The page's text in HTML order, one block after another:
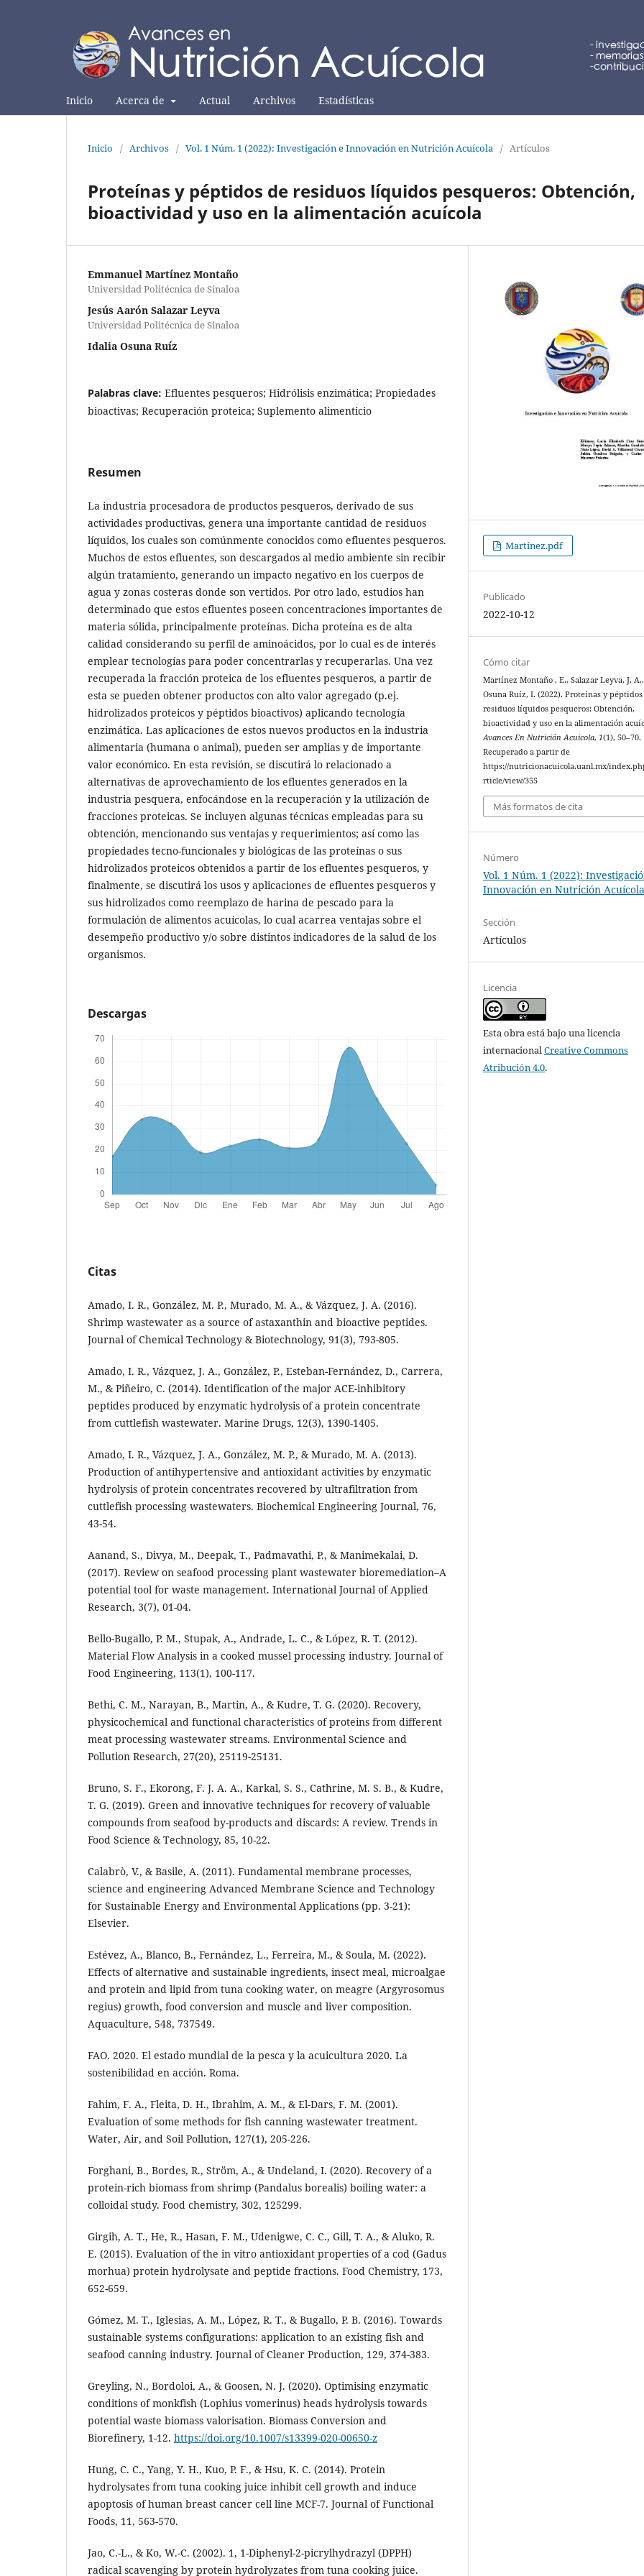
Inicio Acerca de Actual Archivos Estadísticas
Inicio / Archivos / Vol. 1 Núm. 1 (2022): Investigación e Innovación en Nutrición Acuícola / Artículos
Proteínas y péptidos de residuos líquidos pesqueros: Obtención,
bioactividad y uso en la alimentación acuícola
Emmanuel Martínez Montaño
Universidad Politécnica de Sinaloa
Jesús Aarón Salazar Leyva
Universidad Politécnica de Sinaloa
Idalia Osuna Ruíz
Palabras clave: Efluentes pesqueros; Hidrólisis enzimática; Propiedades
bioactivas; Recuperación proteica; Suplemento alimenticio
Resumen
La industria procesadora de productos pesqueros, derivado de sus
actividades productivas, genera una importante cantidad de residuos
líquidos, los cuales son comúnmente conocidos como efluentes pesqueros.
Muchos de estos efluentes, son descargados al medio ambiente sin recibir
algún tratamiento, generando un impacto negativo en los cuerpos de
agua y zonas costeras donde son vertidos. Por otro lado, estudios han
determinado que estos efluentes poseen concentraciones importantes de
materia sólida, principalmente proteínas. Dicha proteína es de alta
calidad considerando su perfil de aminoácidos, por lo cual es de interés
emplear tecnologías para poder concentrarlas y recuperarlas. Una vez
recuperada la fracción proteica de los efluentes pesqueros, a partir de
esta se pueden obtener productos con alto valor agregado (p.ej.
hidrolizados proteicos y péptidos bioactivos) aplicando tecnología
enzimática. Las aplicaciones de estos nuevos productos en la industria
alimentaria (humana o animal), pueden ser amplias y de importante
valor económico. En esta revisión, se discutirá lo relacionado a
alternativas de aprovechamiento de los efluentes generados en la
industria pesquera, enfocándose en la recuperación y la utilización de
fracciones proteicas. Se incluyen algunas técnicas empleadas para su
obtención, mencionando sus ventajas y requerimientos; así como las
propiedades tecno-funcionales y biológicas de las proteínas o sus
hidrolizados proteicos obtenidos a partir de los efluentes pesqueros, y
finalmente, se discutirá los usos y aplicaciones de efluentes pesqueros y
sus hidrolizados como reemplazo de harina de pescado para la
formulación de alimentos acuícolas, lo cual acarrea ventajas sobre el
desempeño productivo y/o sobre distintos indicadores de la salud de los
organismos.
Descargas
Citas
Amado, I. R., González, M. P., Murado, M. A., & Vázquez, J. A. (2016).
Shrimp wastewater as a source of astaxanthin and bioactive peptides.
Journal of Chemical Technology & Biotechnology, 91(3), 793-805.
Amado, I. R., Vázquez, J. A., González, P., Esteban-Fernández, D., Carrera,
M., & Piñeiro, C. (2014). Identification of the major ACE-inhibitory
peptides produced by enzymatic hydrolysis of a protein concentrate
from cuttlefish wastewater. Marine Drugs, 12(3), 1390-1405.
Amado, I. R., Vázquez, J. A., González, M. P., & Murado, M. A. (2013).
Production of antihypertensive and antioxidant activities by enzymatic
hydrolysis of protein concentrates recovered by ultrafiltration from
cuttlefish processing wastewaters. Biochemical Engineering Journal, 76,
43-54.
Aanand, S., Divya, M., Deepak, T., Padmavathi, P., & Manimekalai, D.
(2017). Review on seafood processing plant wastewater bioremediation–A
potential tool for waste management. International Journal of Applied
Research, 3(7), 01-04.
Bello-Bugallo, P. M., Stupak, A., Andrade, L. C., & López, R. T. (2012).
Material Flow Analysis in a cooked mussel processing industry. Journal of
Food Engineering, 113(1), 100-117.
Bethi, C. M., Narayan, B., Martin, A., & Kudre, T. G. (2020). Recovery,
physicochemical and functional characteristics of proteins from different
meat processing wastewater streams. Environmental Science and
Pollution Research, 27(20), 25119-25131.
Bruno, S. F., Ekorong, F. J. A. A., Karkal, S. S., Cathrine, M. S. B., & Kudre,
T. G. (2019). Green and innovative techniques for recovery of valuable
compounds from seafood by-products and discards: A review. Trends in
Food Science & Technology, 85, 10-22.
Calabrò, V., & Basile, A. (2011). Fundamental membrane processes,
science and engineering Advanced Membrane Science and Technology
for Sustainable Energy and Environmental Applications (pp. 3-21):
Elsevier.
Estévez, A., Blanco, B., Fernández, L., Ferreira, M., & Soula, M. (2022).
Effects of alternative and sustainable ingredients, insect meal, microalgae
and protein and lipid from tuna cooking water, on meagre (Argyrosomus
regius) growth, food conversion and muscle and liver composition.
Aquaculture, 548, 737549.
FAO. 2020. El estado mundial de la pesca y la acuicultura 2020. La
sostenibilidad en acción. Roma.
Fahim, F. A., Fleita, D. H., Ibrahim, A. M., & El-Dars, F. M. (2001).
Evaluation of some methods for fish canning wastewater treatment.
Water, Air, and Soil Pollution, 127(1), 205-226.
Forghani, B., Bordes, R., Ström, A., & Undeland, I. (2020). Recovery of a
protein-rich biomass from shrimp (Pandalus borealis) boiling water: a
colloidal study. Food chemistry, 302, 125299.
Girgih, A. T., He, R., Hasan, F. M., Udenigwe, C. C., Gill, T. A., & Aluko, R.
E. (2015). Evaluation of the in vitro antioxidant properties of a cod (Gadus
morhua) protein hydrolysate and peptide fractions. Food Chemistry, 173,
652-659.
Gómez, M. T., Iglesias, A. M., López, R. T., & Bugallo, P. B. (2016). Towards
sustainable systems configurations: application to an existing fish and
seafood canning industry. Journal of Cleaner Production, 129, 374-383.
Greyling, N., Bordoloi, A., & Goosen, N. J. (2020). Optimising enzymatic
conditions of monkfish (Lophius vomerinus) heads hydrolysis towards
potential waste biomass valorisation. Biomass Conversion and
Biorefinery, 1-12. https://doi.org/10.1007/s13399-020-00650-z
Hung, C. C., Yang, Y. H., Kuo, P. F., & Hsu, K. C. (2014). Protein
hydrolysates from tuna cooking juice inhibit cell growth and induce
apoptosis of human breast cancer cell line MCF-7. Journal of Functional
Foods, 11, 563-570.
Jao, C.-L., & Ko, W.-C. (2002). 1, 1-Diphenyl-2-picrylhydrazyl (DPPH)
radical scavenging by protein hydrolyzates from tuna cooking juice.
Martinez.pdf
Publicado
2022-10-12
Cómo citar
Martínez Montaño , E., Salazar Leyva, J.
Osuna Ruíz, I. (2022). Proteínas y
residuos líquidos pesqueros: Obtención,
bioactividad y uso en la alimentación
Avances En Nutrición Acuicola,1(1), 50–70.
Recuperado a partir de
https://nutricionacuicola.uanl.mx/
rticle/view/355
Más formatos de cita
Número
Vol. 1 Núm. 1 (2022):
Innovación en Nutrición Acuícola
Sección
Artículos
Licencia
Esta obra está bajo una licencia
internacionalCreative Commons
Atribución 4.0.